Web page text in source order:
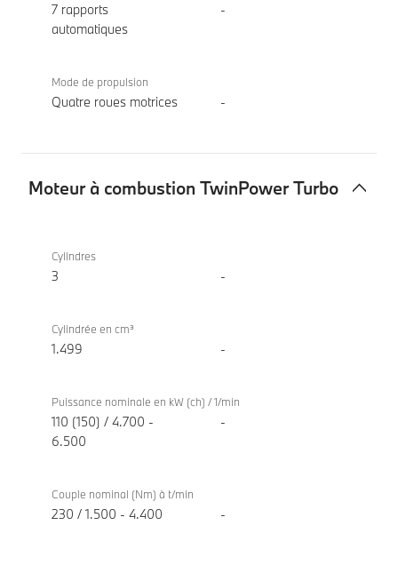
7 rapports
automatiques
-
Mode de propulsion
Quatre roues motrices -
Moteur à combustion TwinPower Turbo
combustion
xDrive30e
Cylindres
3 -
Cylindrée en cm³
1.499 -
Puissance nominale en kW (ch) / 1/min
110 (150) / 4.700 -
6.500
-
Couple nominal (Nm) à t/min
230 / 1.500 - 4.400 -